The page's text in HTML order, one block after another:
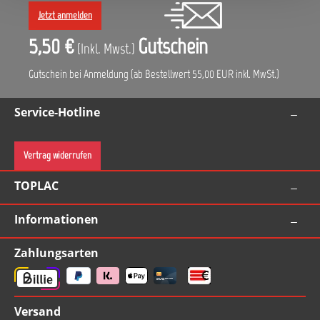
Jetzt anmelden
5,50 € (Inkl. Mwst.) Gutschein
Gutschein bei Anmeldung (ab Bestellwert 55,00 EUR inkl. MwSt.)
Service-Hotline
Vertrag widerrufen
TOPLAC
Informationen
Zahlungsarten
Versand